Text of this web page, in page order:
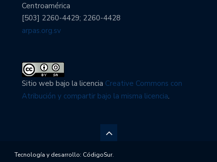
Centroamérica
[503] 2260-4429; 2260-4428
arpas.org.sv
Sitio web bajo la licencia Creative Commons con
Atribución y compartir bajo la misma licencia.
Tecnología y desarrollo: CódigoSur.